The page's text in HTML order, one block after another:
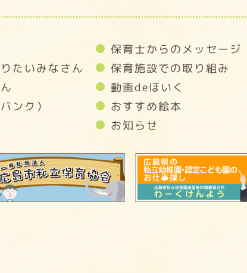
たいみなさん
ンク）
保育士からのメッセージ
保育施設での取り組み
動画deほいく
おすすめ絵本
お知らせ